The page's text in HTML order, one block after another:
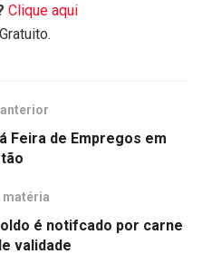
Clique aqui
Feira de Empregos em
matéria
é notifcado por carne
validade